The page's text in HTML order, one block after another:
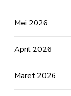
Mei 2026
April 2026
Maret 2026